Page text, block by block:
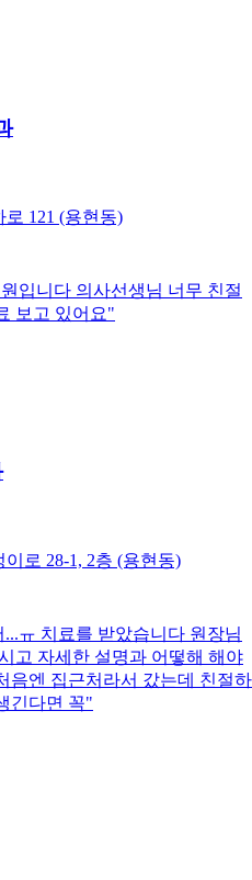
121 (용현동)
입니다 의사선생님 너무 친절
보고 있어요"
로 28-1, 2층 (용현동)
ㅠ 치료를 받았습니다 원장님
고 자세한 설명과 어떻해 해야
음엔 집근처라서 갔는데 친절하
긴다면 꼭"